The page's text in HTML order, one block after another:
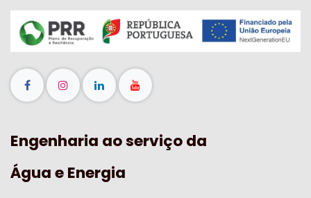
Engenharia ao serviço da
Água e Energia